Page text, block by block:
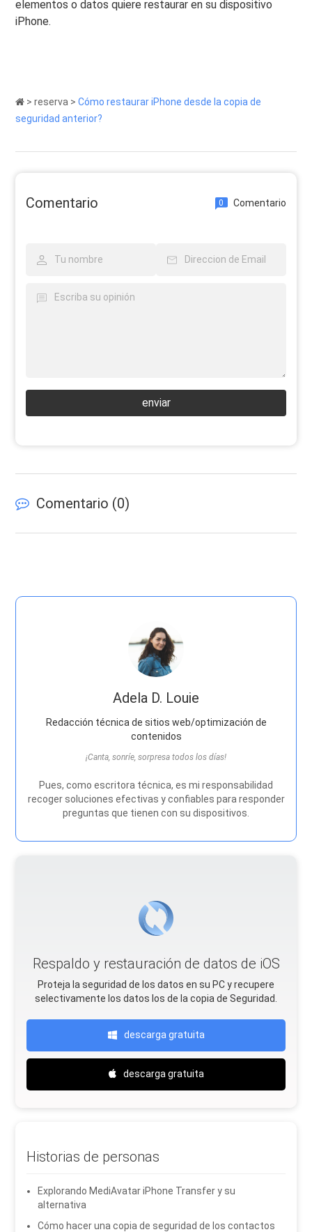
elementos o datos quiere restaurar en su dispositivo
iPhone.
>reserva >Cómo restaurar iPhone desde la copia de
seguridad anterior?
Comentario 0 Comentario
enviar
Comentario (0)
Adela D. Louie
Redacción técnica de sitios web/optimización de
contenidos
¡Canta, sonríe, sorpresa todos los días!
Pues, como escritora técnica, es mi responsabilidad
recoger soluciones efectivas y confiables para responder
preguntas que tienen con su dispositivos.
Respaldo y restauración de datos de iOS
Proteja la seguridad de los datos en su PC y recupere
selectivamente los datos Ios de la copia de Seguridad.
descarga gratuita
descarga gratuita
Historias de personas
Explorando MediAvatar iPhone Transfer y su
alternativa
Cómo hacer una copia de seguridad de los contactos